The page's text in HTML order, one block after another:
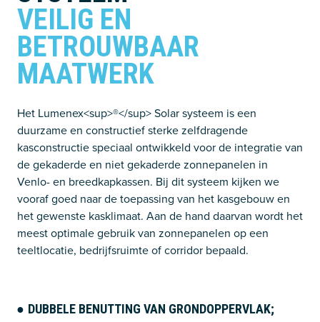
VEILIG EN
BETROUWBAAR
MAATWERK
Het Lumenex<sup>®</sup> Solar systeem is een
duurzame en constructief sterke zelfdragende
kasconstructie speciaal ontwikkeld voor de integratie van
de gekaderde en niet gekaderde zonnepanelen in
Venlo- en breedkapkassen. Bij dit systeem kijken we
vooraf goed naar de toepassing van het kasgebouw en
het gewenste kasklimaat. Aan de hand daarvan wordt het
meest optimale gebruik van zonnepanelen op een
teeltlocatie, bedrijfsruimte of corridor bepaald.
DUBBELE BENUTTING VAN GRONDOPPERVLAK;